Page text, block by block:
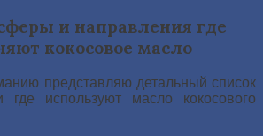
и направления где
кокосовое масло
представляю детальный список
где используют масло кокосового